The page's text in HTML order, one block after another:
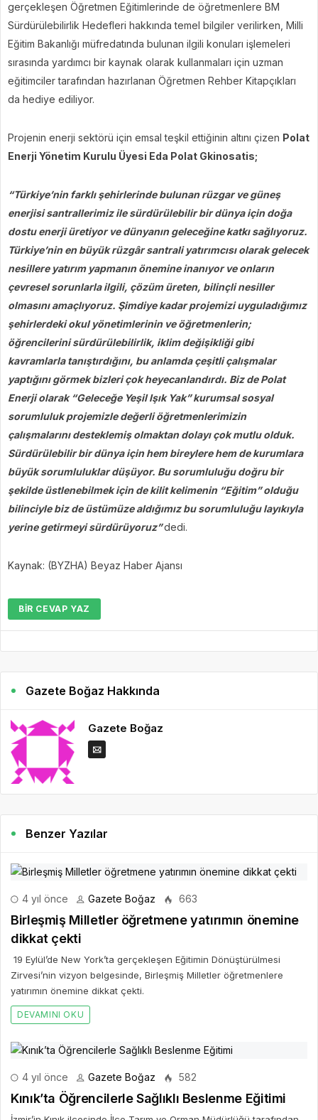
gerçekleşen Öğretmen Eğitimlerinde de öğretmenlere BM
Sürdürülebilirlik Hedefleri hakkında temel bilgiler verilirken, Milli
Eğitim Bakanlığı müfredatında bulunan ilgili konuları işlemeleri
sırasında yardımcı bir kaynak olarak kullanmaları için uzman
eğitimciler tarafından hazırlanan Öğretmen Rehber Kitapçıkları
da hediye ediliyor.
Projenin enerji sektörü için emsal teşkil ettiğinin altını çizen Polat
Enerji Yönetim Kurulu Üyesi Eda Polat Gkinosatis;
“Türkiye’nin farklı şehirlerinde bulunan rüzgar ve güneş
enerjisi santrallerimiz ile sürdürülebilir bir dünya için doğa
dostu enerji üretiyor ve dünyanın geleceğine katkı sağlıyoruz.
Türkiye’nin en büyük rüzgâr santrali yatırımcısı olarak gelecek
nesillere yatırım yapmanın önemine inanıyor ve onların
çevresel sorunlarla ilgili, çözüm üreten, bilinçli nesiller
olmasını amaçlıyoruz. Şimdiye kadar projemizi uyguladığımız
şehirlerdeki okul yönetimlerinin ve öğretmenlerin;
öğrencilerini sürdürülebilirlik, iklim değişikliği gibi
kavramlarla tanıştırdığını, bu anlamda çeşitli çalışmalar
yaptığını görmek bizleri çok heyecanlandırdı. Biz de Polat
Enerji olarak “Geleceğe Yeşil Işık Yak” kurumsal sosyal
sorumluluk projemizle değerli öğretmenlerimizin
çalışmalarını desteklemiş olmaktan dolayı çok mutlu olduk.
Sürdürülebilir bir dünya için hem bireylere hem de kurumlara
büyük sorumluluklar düşüyor. Bu sorumluluğu doğru bir
şekilde üstlenebilmek için de kilit kelimenin “Eğitim” olduğu
bilinciyle biz de üstümüze aldığımız bu sorumluluğu layıkıyla
yerine getirmeyi sürdürüyoruz”dedi.
Kaynak: (BYZHA) Beyaz Haber Ajansı
BIR CEVAP YAZ
Gazete Boğaz Hakkında
Gazete Boğaz
Benzer Yazılar
4 yıl önce Gazete Boğaz 663
Birleşmiş Milletler öğretmene yatırımın önemine
dikkat çekti
19 Eylül’de New York’ta gerçekleşen Eğitimin Dönüştürülmesi
Zirvesi’nin vizyon belgesinde, Birleşmiş Milletler öğretmenlere
yatırımın önemine dikkat çekti.
DEVAMINI OKU
4 yıl önce Gazete Boğaz 582
Kınık’ta Öğrencilerle Sağlıklı Beslenme Eğitimi